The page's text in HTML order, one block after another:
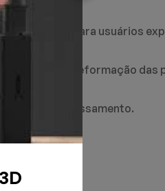
quanto para usuários
minimiza a deformação das
ou pós-processamento.